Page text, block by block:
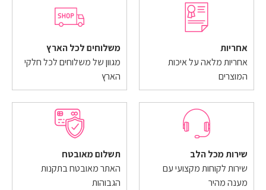
אחריות
אחריות מלאה על איכות
המוצרים
משלוחים לכל הארץ
מגוון של משלוחים לכל חלקי
הארץ
שירות מכל הלב
שירות לקוחות מקצועי עם
מענה מהיר
תשלום מאובטח
האתר מאובטח בתקנות
הגבוהות